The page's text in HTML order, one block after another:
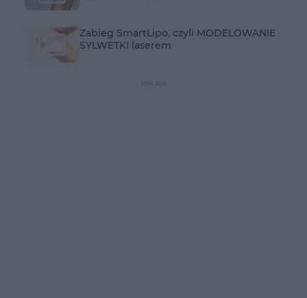
Zabieg SmartLipo, czyli MODELOWANIE
SYLWETKI laserem